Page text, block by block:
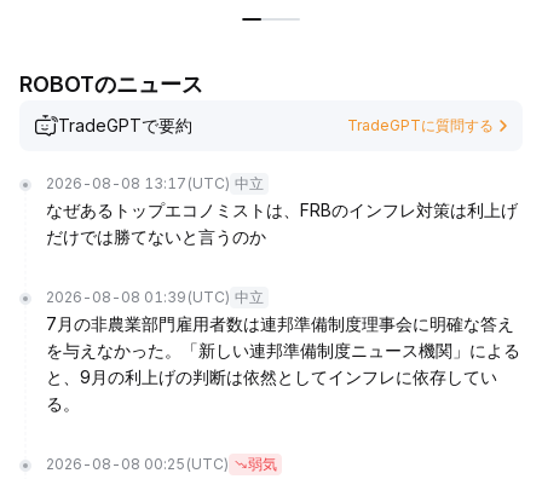
ROBOTのニュース
TradeGPTで要約 TradeGPTに質問する
2026-08-08 13:17 (UTC) 中立
なぜあるトップエコノミストは、FRBのインフレ対策は利上げ
だけでは勝てないと言うのか
2026-08-08 01:39 (UTC) 中立
7月の非農業部門雇用者数は連邦準備制度理事会に明確な答え
を与えなかった。「新しい連邦準備制度ニュース機関」による
と、9月の利上げの判断は依然としてインフレに依存してい
る。
2026-08-08 00:25 (UTC) 弱気